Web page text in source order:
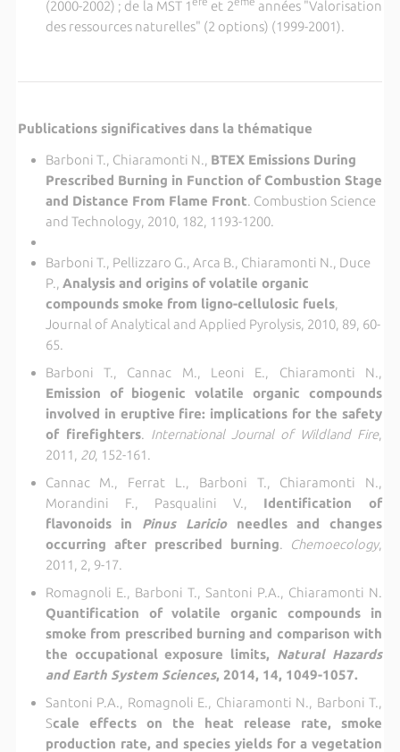
(2000-2002) ; de la MST 1 et 2
années "Valorisation
des ressources naturelles" (2 options) (1999-2001).
Publications significatives dans la thématique
Barboni T., Chiaramonti N., BTEX Emissions During
Prescribed Burning in Function of Combustion Stage
and Distance From Flame Front. Combustion Science
and Technology, 2010, 182, 1193-1200.
Barboni T., Pellizzaro G., Arca B., Chiaramonti N., Duce
P., Analysis and origins of volatile organic
compounds smoke from ligno-cellulosic fuels,
Journal of Analytical and Applied Pyrolysis, 2010, 89, 60-
65.
Barboni T., Cannac M., Leoni E., Chiaramonti N.,
Emission of biogenic volatile organic compounds
involved in eruptive fire: implications for the safety
of firefighters. International Journal of Wildland Fire,
2011, 20, 152-161.
Cannac M., Ferrat L., Barboni T., Chiaramonti N.,
Morandini F., Pasqualini V., Identification of
flavonoids in Pinus Laricioneedles and changes
occurring after prescribed burning. Chemoecology,
2011, 2, 9-17.
Romagnoli E., Barboni T., Santoni P.A., Chiaramonti N.
Quantification of volatile organic compounds in
smoke from prescribed burning and comparison with
the occupational exposure limits, Natural Hazards
and Earth System Sciences, 2014, 14, 1049-1057.
Santoni P.A., Romagnoli E., Chiaramonti N., Barboni T.,
Scale effects on the heat release rate, smoke
production rate, and species yields for a vegetation